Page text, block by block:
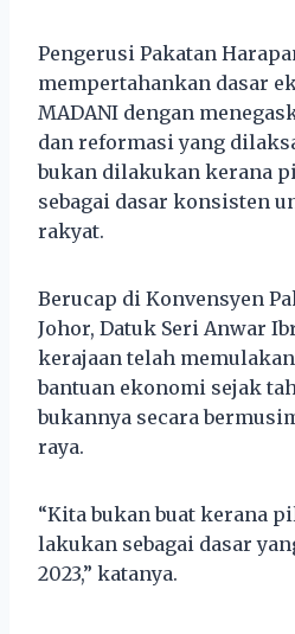
Pengerusi Pakatan
mempertahankan dasar
MADANI dengan
dan reformasi yang
bukan dilakukan kerana
sebagai dasar konsisten
rakyat.
Berucap di Konvensyen
Johor, Datuk Seri Anwar
kerajaan telah
bantuan ekonomi sejak
bukannya secara
raya.
“Kita bukan buat kerana
lakukan sebagai dasar
2023,” katanya.